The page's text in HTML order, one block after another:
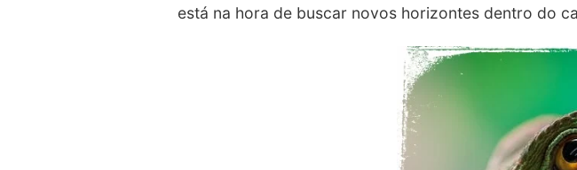
está na hora de buscar novos horizontes dentro do